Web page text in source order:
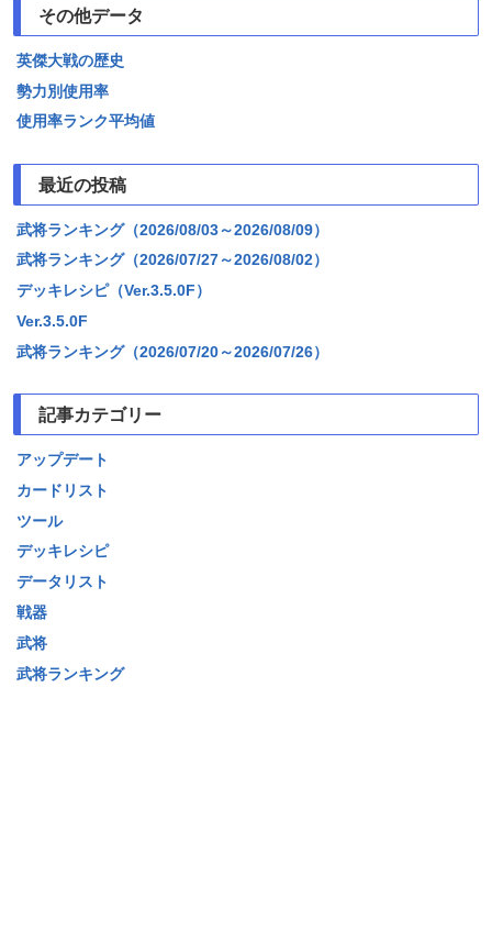
その他データ
英傑大戦の歴史
勢力別使用率
使用率ランク平均値
最近の投稿
武将ランキング（2026/08/03～2026/08/09）
武将ランキング（2026/07/27～2026/08/02）
デッキレシピ（Ver.3.5.0F）
Ver.3.5.0F
武将ランキング（2026/07/20～2026/07/26）
記事カテゴリー
アップデート
カードリスト
ツール
デッキレシピ
データリスト
戦器
武将
武将ランキング